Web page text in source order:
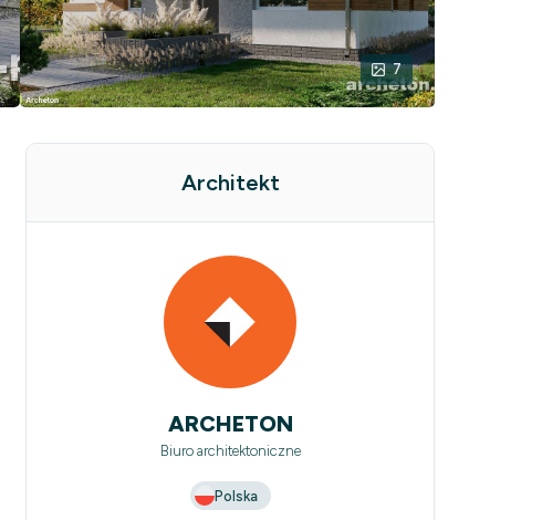
7
Architekt
ARCHETON
Biuro architektoniczne
Polska